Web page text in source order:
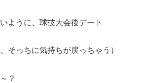
ように、球技大会後デート
そっちに気持ちが戻っちゃう）
？